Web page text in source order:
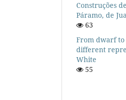
Construções
Páramo, de
63
From dwarf
different
White
55